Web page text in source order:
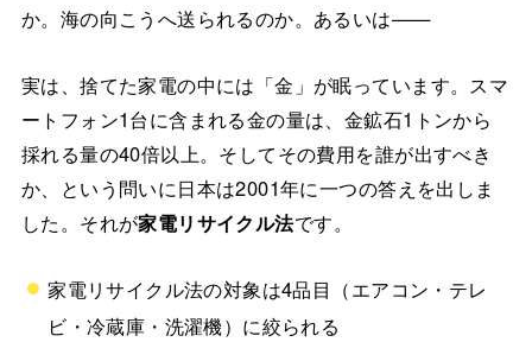
か。海の向こうへ送られるのか。あるいは——
実は、捨てた家電の中には「金」が眠っています。スマ
ートフォン1台に含まれる金の量は、金鉱石1トンから
採れる量の40倍以上。そしてその費用を誰が出すべき
か、という問いに日本は2001年に一つの答えを出しま
した。それが家電リサイクル法です。
家電リサイクル法の対象は4品目（エアコン・テレ
ビ・冷蔵庫・洗濯機）に絞られる